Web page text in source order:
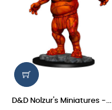
D&D Nolzur's Miniatures -...